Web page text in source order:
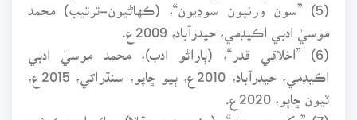
(5) ”سون ورنيون سوڍيون“، (ڪهاڻيون-ترتيب) محمد
موسيٰ ادبي اڪيڊمي، حيدرآباد، 2009ع.
(6) ”اخلاقي قدر“، (ٻاراڻو ادب)، محمد موسيٰ ادبي
ٽيون ڇاپو، 2020ع.
(7) ”وکر سو وهاءِ“، (مضمون ۽ مقالا)، هائر ايجوڪيشن